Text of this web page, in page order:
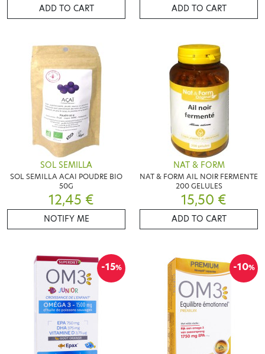
ADD TO CART ADD TO CART
SOL SEMILLA
SOL SEMILLA ACAI POUDRE BIO
50G
12,45 €
NOTIFY ME
NAT & FORM
NAT & FORM AIL NOIR FERMENTE
200 GELULES
15,50 €
ADD TO CART
-15% -10%